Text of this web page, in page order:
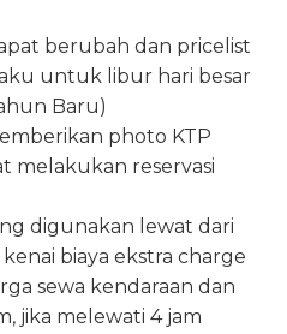
berubah dan pricelist
untuk libur hari besar
Baru)
photo KTP
melakukan reservasi
digunakan lewat dari
biaya ekstra charge
sewa kendaraan dan
jika melewati 4 jam